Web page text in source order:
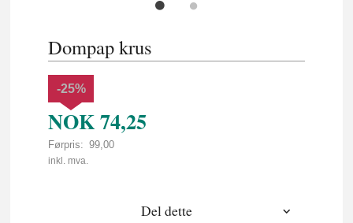
Dompap krus
NOK74,25
Førpris: 99,00
Rabatt
-25%
inkl. mva.
Del dette